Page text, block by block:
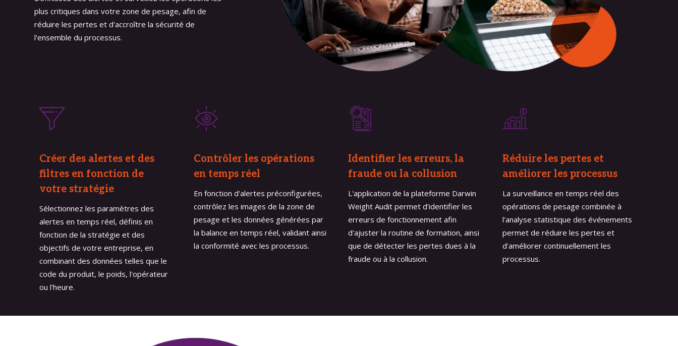
plus critiques dans votre zone de pesage, afin de
réduire les pertes et d'accroître la sécurité de
l'ensemble du processus.
Créer des alertes et des
filtres en fonction de
votre stratégie
Sélectionnez les paramètres des
alertes en temps réel, définis en
fonction de la stratégie et des
objectifs de votre entreprise, en
combinant des données telles que le
code du produit, le poids, l'opérateur
ou l'heure.
Contrôler les opérations
en temps réel
En fonction d'alertes préconfigurées,
contrôlez les images de la zone de
pesage et les données générées par
la balance en temps réel, validant ainsi
la conformité avec les processus.
Identifier les erreurs, la
fraude ou la collusion
L'application de la plateforme Darwin
Weight Audit permet d'identifier les
erreurs de fonctionnement afin
d'ajuster la routine de formation, ainsi
que de détecter les pertes dues à la
fraude ou à la collusion.
Réduire les pertes et
améliorer les processus
La surveillance en temps réel des
opérations de pesage combinée à
l'analyse statistique des événements
permet de réduire les pertes et
d'améliorer continuellement les
processus.